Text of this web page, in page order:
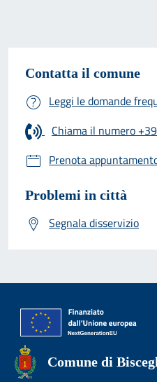
Contatta il comune
Leggi le domande
Chiama il numero
Prenota
Problemi in città
Segnala disservizio
Comune di